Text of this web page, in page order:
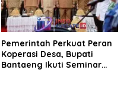
Pemerintah Perkuat Peran
Koperasi Desa, Bupati
Bantaeng Ikuti Seminar